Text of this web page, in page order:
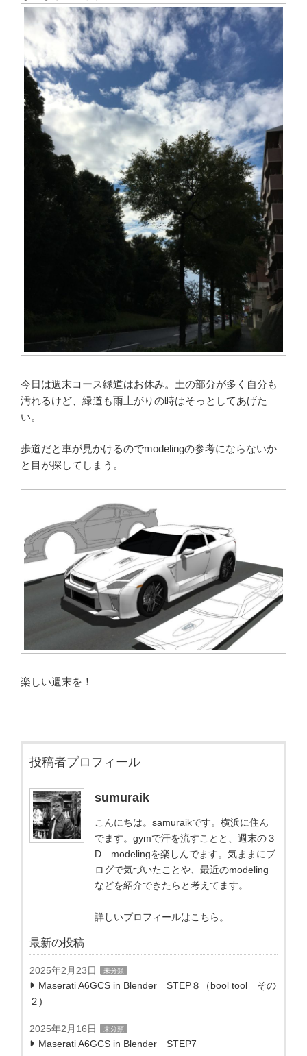
今日は週末コース緑道はお休み。土の部分が多く自分も
汚れるけど、緑道も雨上がりの時はそっとしてあげた
い。
歩道だと車が見かけるのでmodelingの参考にならないか
と目が探してしまう。
楽しい週末を！
投稿者プロフィール
sumuraik
こんにちは。samuraikです。横浜に住ん
でます。gymで汗を流すことと、週末の３
D modelingを楽しんでます。気ままにブ
ログで気づいたことや、最近のmodeling
などを紹介できたらと考えてます。
詳しいプロフィールはこちら 。
最新の投稿
2025年2月23日 未分類
Maserati A6GCS in Blender STEP８（bool tool その
２)
2025年2月16日 未分類
Maserati A6GCS in Blender STEP7